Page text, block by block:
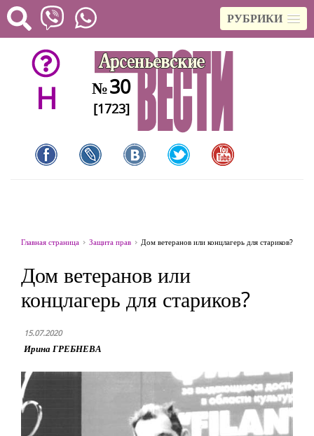
РУБРИКИ
H №30
[1723]
Главная страница Защита прав Дом ветеранов или концлагерь для стариков?
Дом ветеранов или
концлагерь для стариков?
15.07.2020
Ирина ГРЕБНЕВА